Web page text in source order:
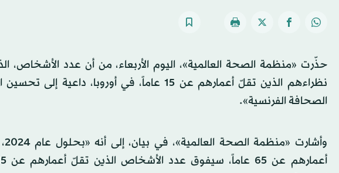
نظراءهم الذين تقلّ أعمارهم عن 15 عاماً، في
الصحافة الفرنسية».